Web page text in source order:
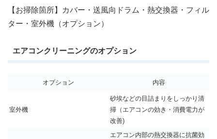
【お掃除箇所】カバー・送風向ドラム・熱交換器・フィル
ター・室外機（オプション）
エアコンクリーニングのオプション
オプション 内容
室外機
砂埃などの目詰まりをしっかり清
掃（エアコンの効き・消費電力が
改善)
エアコン内部の熱交換器に抗菌効